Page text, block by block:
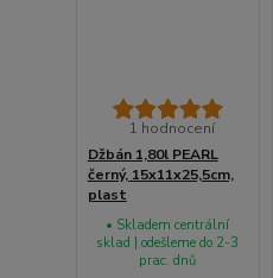
1 hodnocení
Džbán 1,80l PEARL
černý, 15x11x25,5cm,
plast
• Skladem centrální
sklad | odešleme do 2-3
prac. dnů